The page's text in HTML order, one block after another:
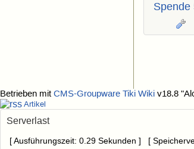
Spende
Betrieben mit CMS-Groupware Tiki Wiki v18.8
Artikel
Serverlast
[ Ausführungszeit: 0.29 Sekunden ] [